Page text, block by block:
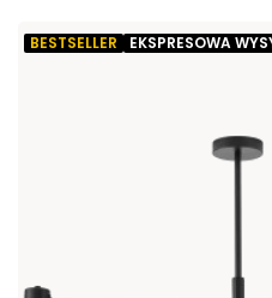
BESTSELLER EKSPRESOWA